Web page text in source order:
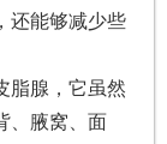
还能够减少些
脂腺，它虽然
、腋窝、面